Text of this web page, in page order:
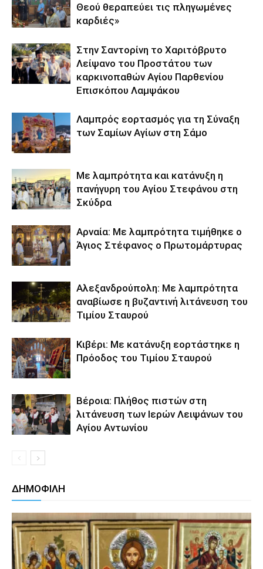
Θεού θεραπεύει τις πληγωμένες
καρδιές»
Στην Σαντορίνη το Χαριτόβρυτο
Λείψανο του Προστάτου των
καρκινοπαθών Αγίου Παρθενίου
Επισκόπου Λαμψάκου
Λαμπρός εορτασμός για τη Σύναξη
των Σαμίων Αγίων στη Σάμο
Με λαμπρότητα και κατάνυξη η
πανήγυρη του Αγίου Στεφάνου στη
Σκύδρα
Αρναία: Με λαμπρότητα τιμήθηκε ο
Άγιος Στέφανος ο Πρωτομάρτυρας
Αλεξανδρούπολη: Με λαμπρότητα
αναβίωσε η βυζαντινή λιτάνευση του
Τιμίου Σταυρού
Κιβέρι: Με κατάνυξη εορτάστηκε η
Πρόοδος του Τιμίου Σταυρού
Βέροια: Πλήθος πιστών στη
λιτάνευση των Ιερών Λειψάνων του
Αγίου Αντωνίου
ΔΗΜΟΦΙΛΗ